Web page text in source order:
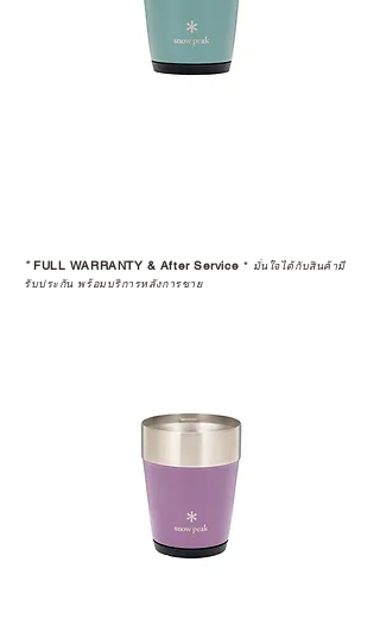
*FULL WARRANTY & After Service * มั่นใจได้กับสินค้ามี
รับประกัน พร้อมบริการหลังการขาย